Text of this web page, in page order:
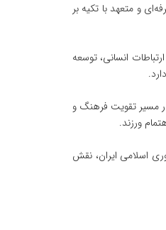
و متعهد با تکیه بر
انسانی، توسعه
مسیر تقویت فرهنگ و
ورزند.
اسلامی ایران، نقش